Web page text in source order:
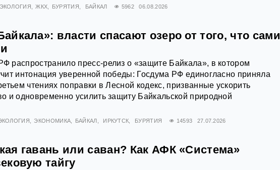
ЭКОЛОГИЯ ЖКХ БУРЯТИЯ БАЙКАЛ 5962 06.08.2026
власти спасают озеро от того, что сами
распространило пресс-релиз о «защите Байкала», в котором
интонация уверенной победы: Госдума РФ единогласно приняла
чтениях поправки в Лесной кодекс, призванные ускорить
и одновременно усилить защиту Байкальской природной
ЭКОНОМИКА БАЙКАЛ ИРКУТСК БУРЯТИЯ 14593 27.07.2026
гавань или саван? Как АФК «Система»
тайгу